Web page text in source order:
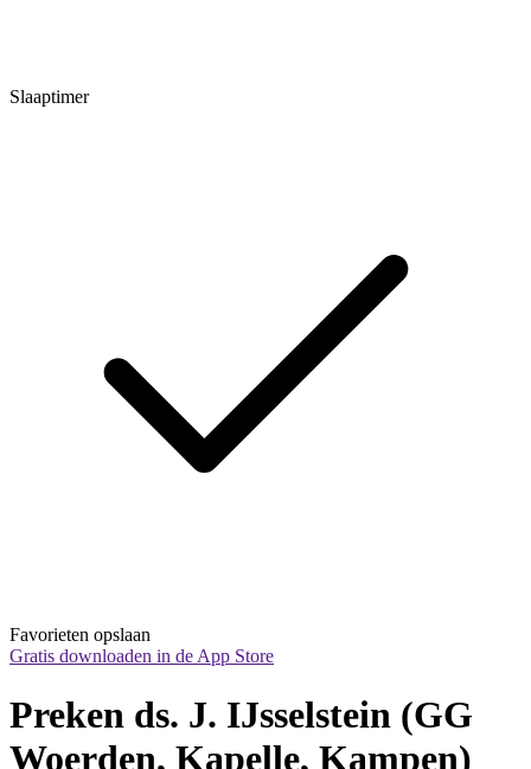
Slaaptimer
Favorieten opslaan
Gratis downloaden in de App Store
Preken ds. J. IJsselstein (GG
Woerden, Kapelle, Kampen)